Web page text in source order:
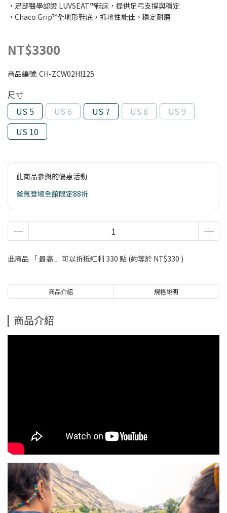
•足部醫學認證 LUVSEAT™鞋床，提供足弓支撐與穩定
•Chaco Grip™全地形鞋底，抓地性能佳、穩定耐磨
NT$3300
商品編號: CH-ZCW02HI125
尺寸
US 5
US 6 US 7 US 8
US 9
US 10
此商品參與的優惠活動
爸氣登場全館限定88折
此商品 「 最高 」可以折抵紅利 330 點 (約等於 NT$330 )
商品介紹 規格說明
商品介紹